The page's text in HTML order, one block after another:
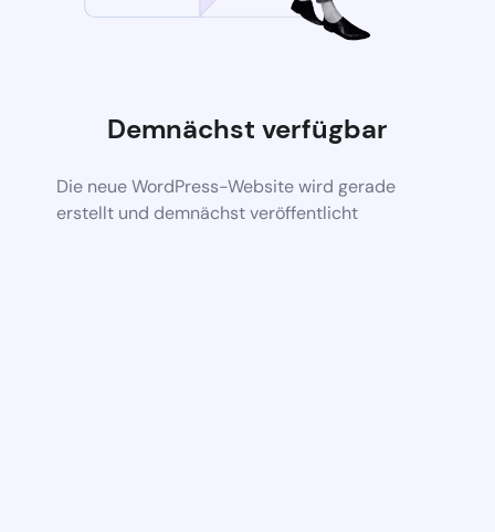
Demnächst verfügbar
Die neue WordPress-Website wird gerade
erstellt und demnächst veröffentlicht